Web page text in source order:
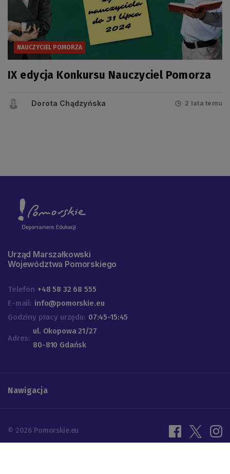
NAUCZYCIEL POMORZA
IX edycja Konkursu Nauczyciel Pomorza
Dorota Chądzyńska 2 lata temu
Urząd Marszałkowski
Województwa Pomorskiego
Telefon +48 58 32 68 555
E-mail: info@pomorskie.eu
Godziny pracy urzędu: 07:45-15:45
Adres:
ul. Okopowa 21/27
80-810 Gdańsk
Nawigacja
© 2026 Pomorskie.eu